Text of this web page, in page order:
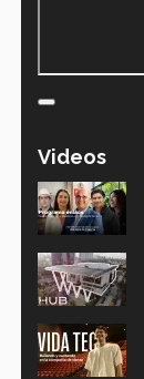
Videos